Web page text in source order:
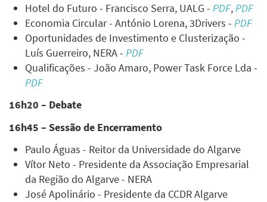
Hotel do Futuro - Francisco Serra, UALG - PDF, PDF
Economia Circular - António Lorena, 3Drivers - PDF
Oportunidades de Investimento e Clusterização -
Luís Guerreiro, NERA - PDF
Qualificações - João Amaro, Power Task Force Lda -
PDF
16h20 – Debate
16h45 – Sessão de Encerramento
Paulo Águas - Reitor da Universidade do Algarve
Vítor Neto - Presidente da Associação Empresarial
da Região do Algarve - NERA
José Apolinário - Presidente da CCDR Algarve